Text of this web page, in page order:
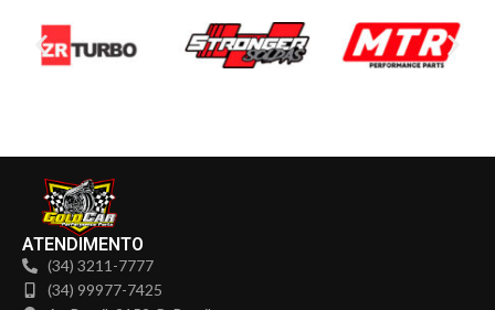
ATENDIMENTO
(34) 3211-7777
(34) 99977-7425